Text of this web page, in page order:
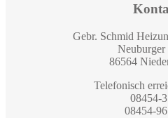
Gebr. Schmid
Neuburger
86564
Telefonisch
08454-
08454-